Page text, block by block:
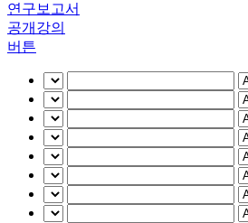
연구보고서
공개강의
버튼